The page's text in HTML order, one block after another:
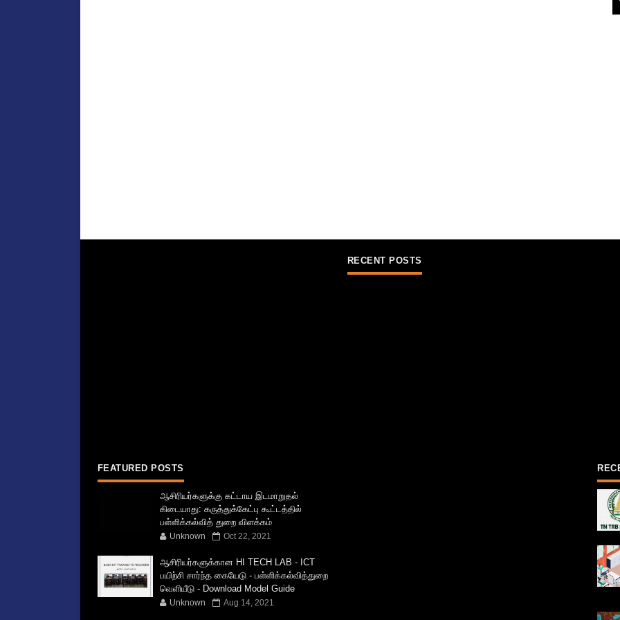
FEATURED POSTS
ஆசிரியர்களுக்கு கட்டாய இடமாறுதல்
கிடையாது: கருத்துக்கேட்பு கூட்டத்தில்
பள்ளிக்கல்வித் துறை விளக்கம்
Unknown Oct 22, 2021
ஆசிரியர்களுக்கான HI TECH LAB - ICT
பயிற்சி சார்ந்த கையேடு - பள்ளிக்கல்வித்துறை
வெளியீடு - Download Model Guide
Unknown Aug 14, 2021
RECENT POSTS